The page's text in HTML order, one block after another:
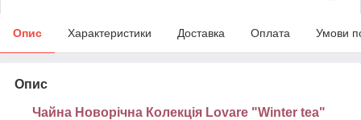
Опис Характеристики Доставка Оплата Умови
Опис
Чайна Новорічна Колекція Lovare "Winter tea"